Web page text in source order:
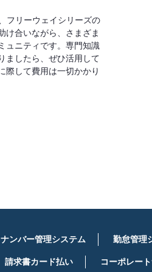
フリーウェイシリーズの
け合いながら、さまざま
ュニティです。専門知識
ましたら、ぜひ活用して
際して費用は一切かかり
ンバー管理システム 勤怠管理
請求書カード払い コーポレー